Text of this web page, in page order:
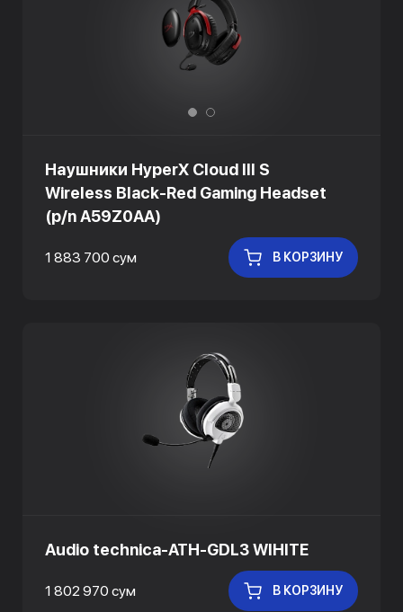
Наушники HyperX Cloud III S
Wireless Black-Red Gaming Headset
(p/n A59Z0AA)
1 883 700 сум В КОРЗИНУ
Audio technica-ATH-GDL3 WIHITE
1 802 970 сум В КОРЗИНУ